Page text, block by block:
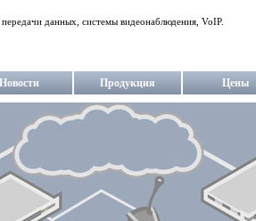
данных, системы видеонаблюдения, VoIP.
Новости Продукция Цены